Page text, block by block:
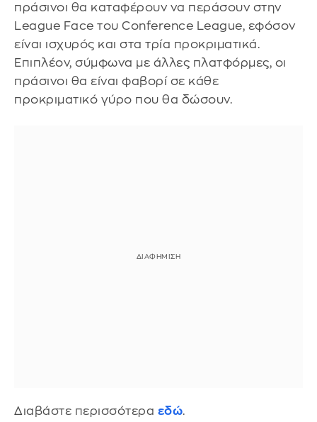
πράσινοι θα καταφέρουν να περάσουν στην
League Face του Conference League, εφόσον
είναι ισχυρός και στα τρία προκριματικά.
Επιπλέον, σύμφωνα με άλλες πλατφόρμες, οι
πράσινοι θα είναι φαβορί σε κάθε
προκριματικό γύρο που θα δώσουν.
Διαβάστε περισσότερα εδώ.